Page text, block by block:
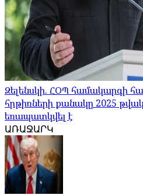
Զելենսկի. ՀՕՊ համակարգի
հրթիռների քանակը 2025
եռապատկվել է
ԱՌԱՋԱՐԿ